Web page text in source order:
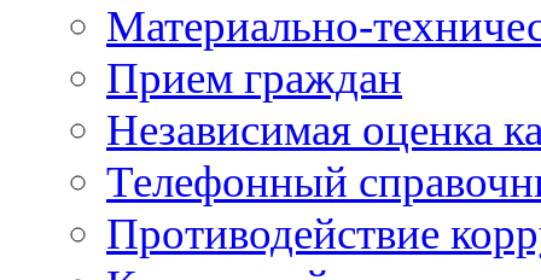
Материально-
Прием граждан
Независимая оценка
Телефонный
Противодействие